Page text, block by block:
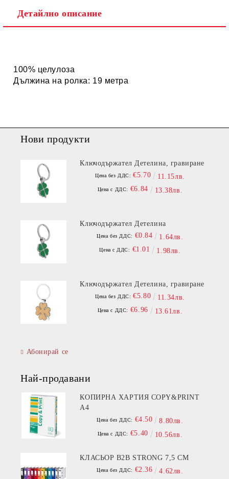
Детайлно описание
100% целулоза
Дължина на ролка: 19 метра
Нови продукти
Ключодържател Детелина, гравиране
Цена без ДДС: €5.70 11.15лв.
Цена с ДДС: €6.84 13.38лв.
Ключодържател Детелина
Цена без ДДС: €0.84 1.64лв.
Цена с ДДС: €1.01 1.98лв.
Ключодържател Детелина, гравиране
Цена без ДДС: €5.80 11.34лв.
Цена с ДДС: €6.96 13.61лв.
Абонирай се
Най-продавани
КОПИРНА ХАРТИЯ COPY&PRINT
A4
Цена без ДДС: €4.50 8.80лв.
Цена с ДДС: €5.40 10.56лв.
КЛАСЬОР B2B STRONG 7,5 СМ
Цена без ДДС: €2.36 4.62лв.